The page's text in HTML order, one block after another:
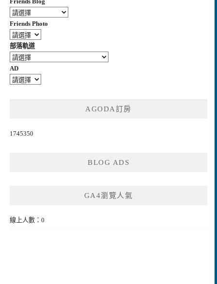
Friends Photo
部落軌道
AD
AGODA訂房
1745350
BLOG ADS
GA4瀏覽人氣
線上人數：0